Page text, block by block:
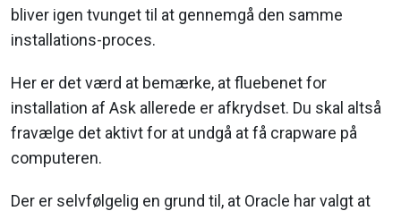
bliver igen tvunget til at gennemgå den samme
installations-proces.
Her er det værd at bemærke, at fluebenet for
installation af Ask allerede er afkrydset. Du skal altså
fravælge det aktivt for at undgå at få crapware på
computeren.
Der er selvfølgelig en grund til, at Oracle har valgt at